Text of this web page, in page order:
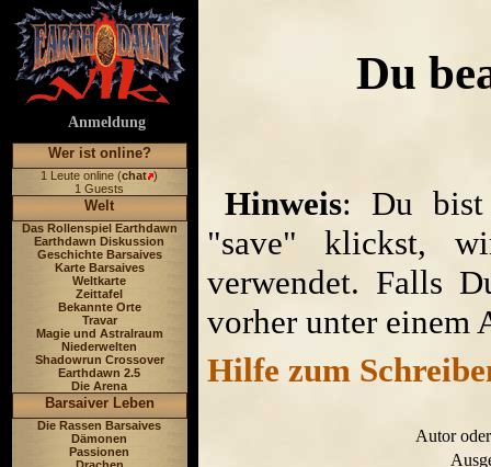
Anmeldung
Wer ist online?
1 Leute online (chat )
1 Guests
Welt
Das Rollenspiel Earthdawn
Earthdawn Diskussion
Geschichte Barsaives
Karte Barsaives
Weltkarte
Zeittafel
Bekannte Orte
Travar
Magie und Astralraum
Niederwelten
Shadowrun Crossover
Earthdawn 2.5
Die Arena
Barsaiver Leben
Die Rassen Barsaives
Dämonen
Passionen
Du
Hinweis: Du bist
"save" klickst,
verwendet. Falls
vorher unter einem
Hilfe zum
Autor